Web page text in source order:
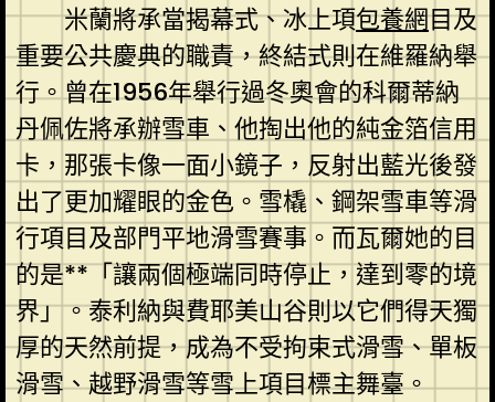
米蘭將承當揭幕式、冰上項包養網目及
重要公共慶典的職責，終結式則在維羅納舉
行。曾在1956年舉行過冬奧會的科爾蒂納
丹佩佐將承辦雪車、他掏出他的純金箔信用
卡，那張卡像一面小鏡子，反射出藍光後發
出了更加耀眼的金色。雪橇、鋼架雪車等滑
行項目及部門平地滑雪賽事。而瓦爾她的目
的是**「讓兩個極端同時停止，達到零的境
界」。泰利納與費耶美山谷則以它們得天獨
厚的天然前提，成為不受拘束式滑雪、單板
滑雪、越野滑雪等雪上項目標主舞臺。